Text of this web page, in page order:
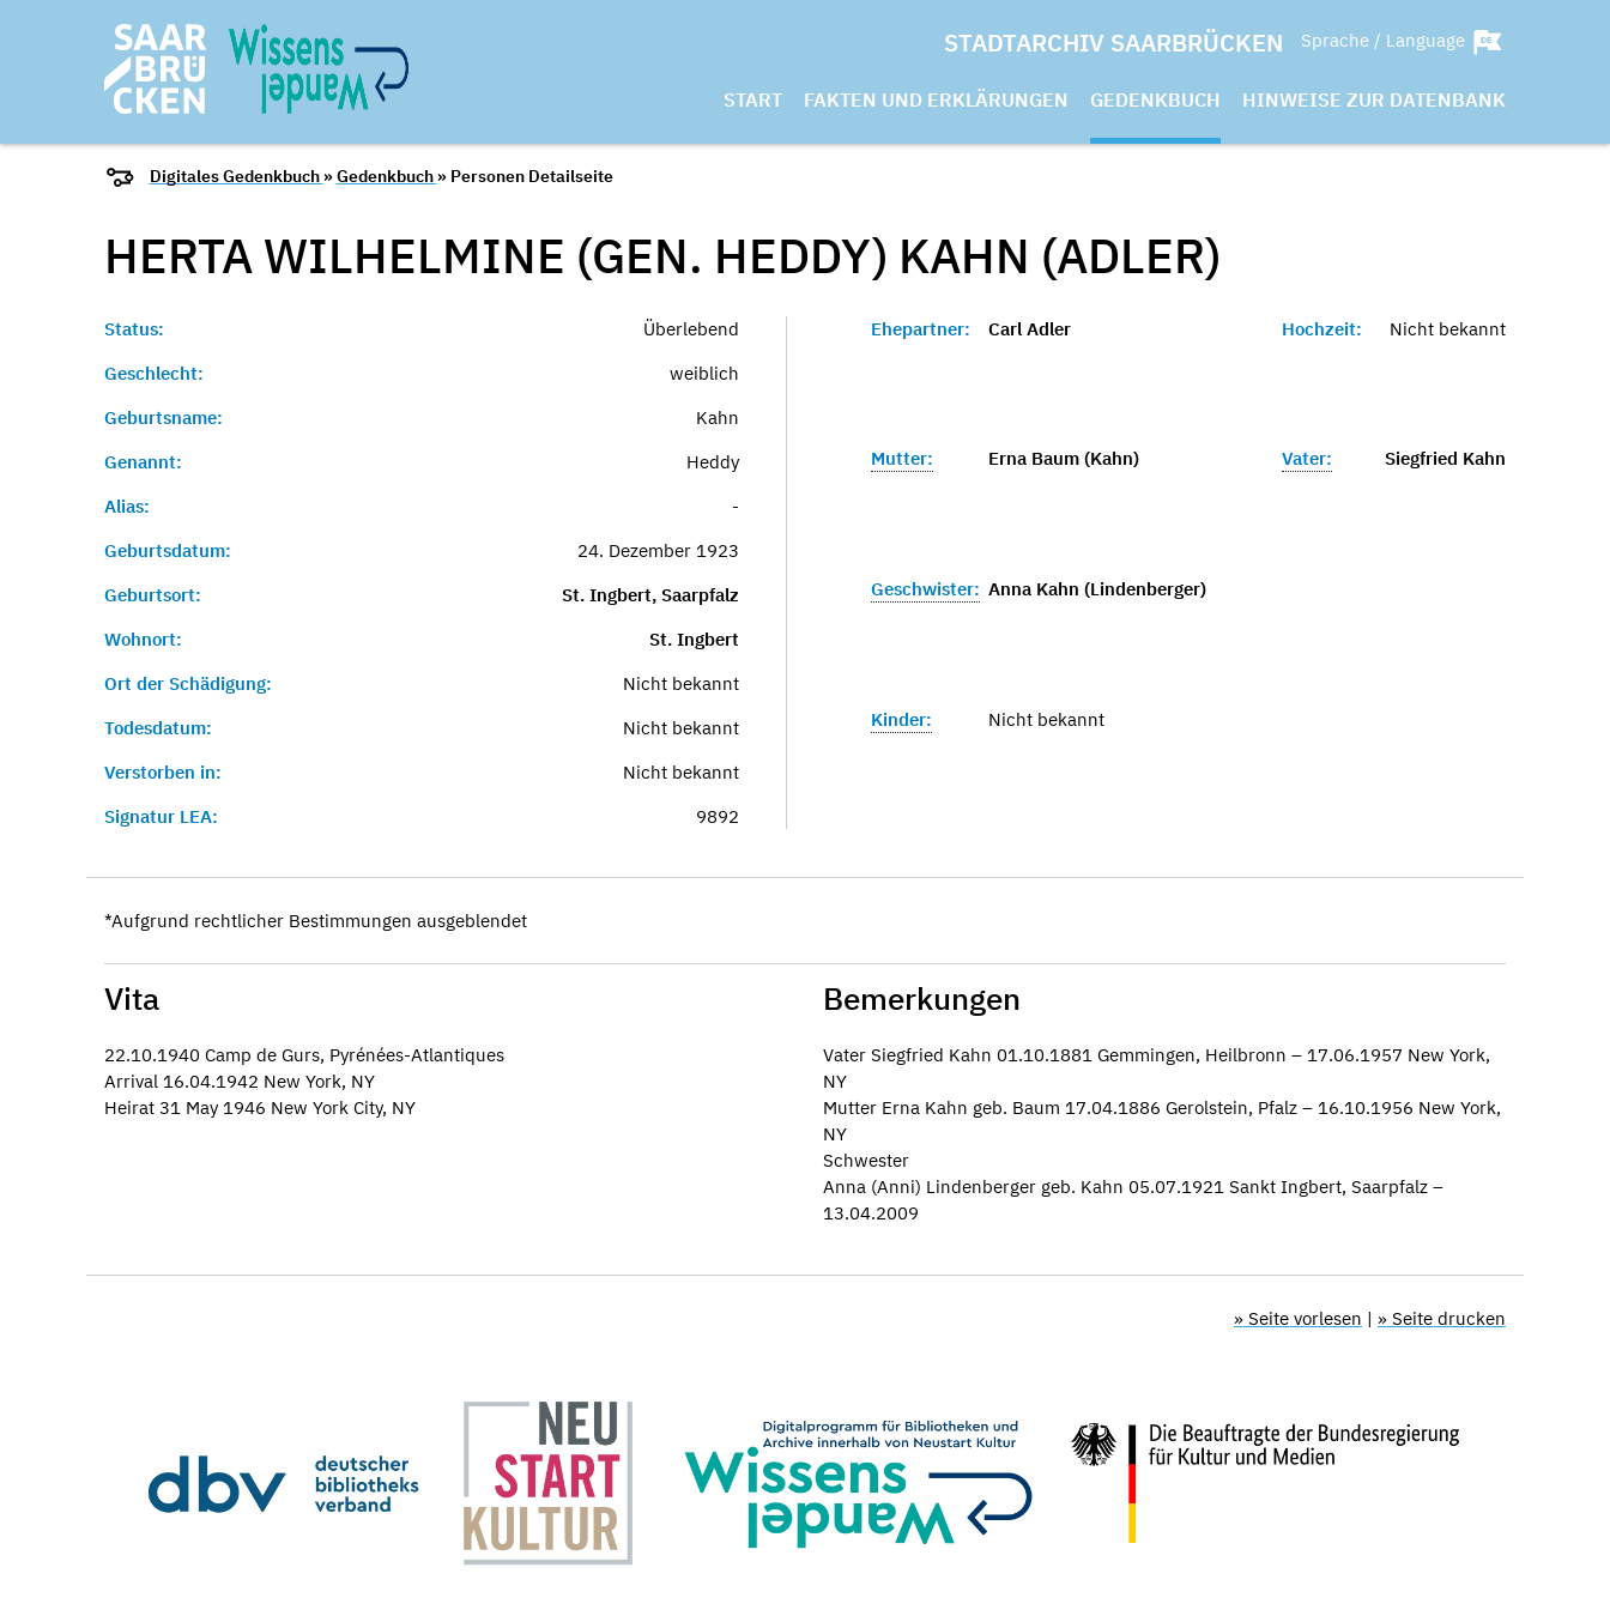
STADTARCHIV SAARBRÜCKEN Sprache / Language
START FAKTEN UND ERKLÄRUNGEN GEDENKBUCH HINWEISE ZUR DATENBANK
Digitales Gedenkbuch »Gedenkbuch » Personen Detailseite
HERTA WILHELMINE (GEN. HEDDY) KAHN (ADLER)
Status:
Überlebend
Geschlecht:
weiblich
Geburtsname:
Kahn
Genannt:
Heddy
Alias:
-
Geburtsdatum:
24. Dezember 1923
Geburtsort:
St. Ingbert, Saarpfalz
Wohnort:
St. Ingbert
Ort der Schädigung:
Nicht bekannt
Todesdatum:
Nicht bekannt
Verstorben in:
Nicht bekannt
Signatur LEA:
9892
Ehepartner: Carl Adler Hochzeit: Nicht bekannt
Mutter: Erna Baum (Kahn) Vater: Siegfried Kahn
Geschwister: Anna Kahn (Lindenberger)
Kinder: Nicht bekannt
*Aufgrund rechtlicher Bestimmungen ausgeblendet
Vita
22.10.1940 Camp de Gurs, Pyrénées-Atlantiques
Arrival 16.04.1942 New York, NY
Heirat 31 May 1946 New York City, NY
Bemerkungen
Vater Siegfried Kahn 01.10.1881 Gemmingen, Heilbronn – 17.06.1957 New York,
NY
Mutter Erna Kahn geb. Baum 17.04.1886 Gerolstein, Pfalz – 16.10.1956 New York,
NY
Schwester
Anna (Anni) Lindenberger geb. Kahn 05.07.1921 Sankt Ingbert, Saarpfalz –
13.04.2009
» Seite vorlesen | » Seite drucken